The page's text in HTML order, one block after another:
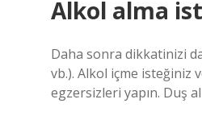
Alkol alma
Daha sonra dikkatinizi
vb.). Alkol içme isteğiniz
egzersizleri yapın. Duş